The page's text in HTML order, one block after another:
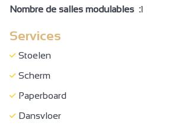
Nombre de salles modulables :1
Services
Stoelen
Scherm
Paperboard
Dansvloer